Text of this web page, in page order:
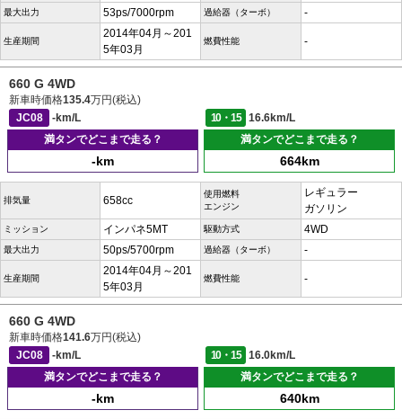
最大出力 53ps/7000rpm 過給器（ターボ） -
生産期間
2014年04月～201
5年03月
燃費性能 -
660 G 4WD
新車時価格135.4万円(税込)
JC08
-km/L 10・15
16.6km/L
満タンでどこまで走る？
-km
満タンでどこまで走る？
664km
排気量 658cc
使用燃料
エンジン
レギュラー
ガソリン
ミッション インパネ5MT 駆動方式 4WD
最大出力 50ps/5700rpm 過給器（ターボ） -
生産期間
2014年04月～201
5年03月
燃費性能 -
660 G 4WD
新車時価格141.6万円(税込)
JC08
-km/L 10・15
16.0km/L
満タンでどこまで走る？
-km
満タンでどこまで走る？
640km